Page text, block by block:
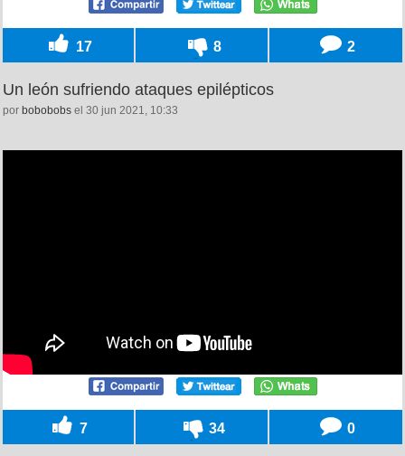
17 8 2
Un león sufriendo ataques epilépticos
por bobobobs el 30 jun 2021, 10:33
7 34 0